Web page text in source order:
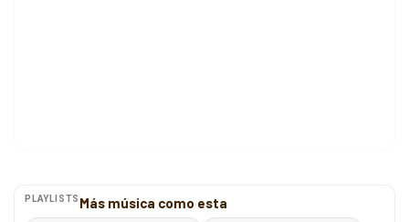
PLAYLISTS Más música como esta